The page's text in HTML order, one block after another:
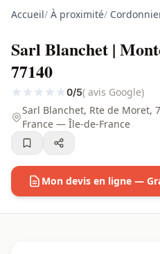
Accueil/ À proximité/
Sarl Blanchet |
77140
0/5( avis Google)
Sarl Blanchet, Rte de Moret,
France — Île-de-France
Mon devis en ligne —